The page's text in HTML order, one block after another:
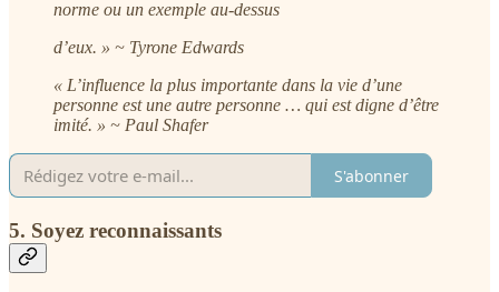
norme ou un exemple au-dessus
d’eux. » ~ Tyrone Edwards
« L’influence la plus importante dans la vie d’une
personne est une autre personne … qui est digne d’être
imité. » ~ Paul Shafer
S'abonner
5. Soyez reconnaissants